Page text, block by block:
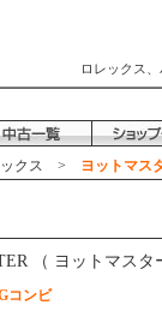
ロレックス
クス > ヨットマス
（ ヨットマスタ
コンビ